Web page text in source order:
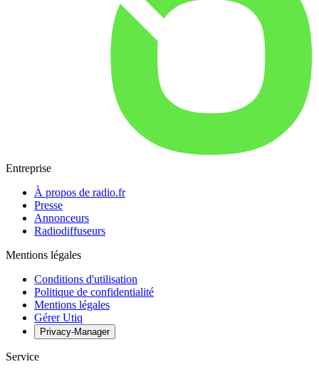
Entreprise
À propos de radio.fr
Presse
Annonceurs
Radiodiffuseurs
Mentions légales
Conditions d'utilisation
Politique de confidentialité
Mentions légales
Gérer Utiq
Privacy-Manager
Service